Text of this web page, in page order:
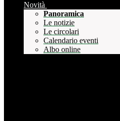
Novità
Panoramica
Le notizie
Le circolari
Calendario eventi
Albo online